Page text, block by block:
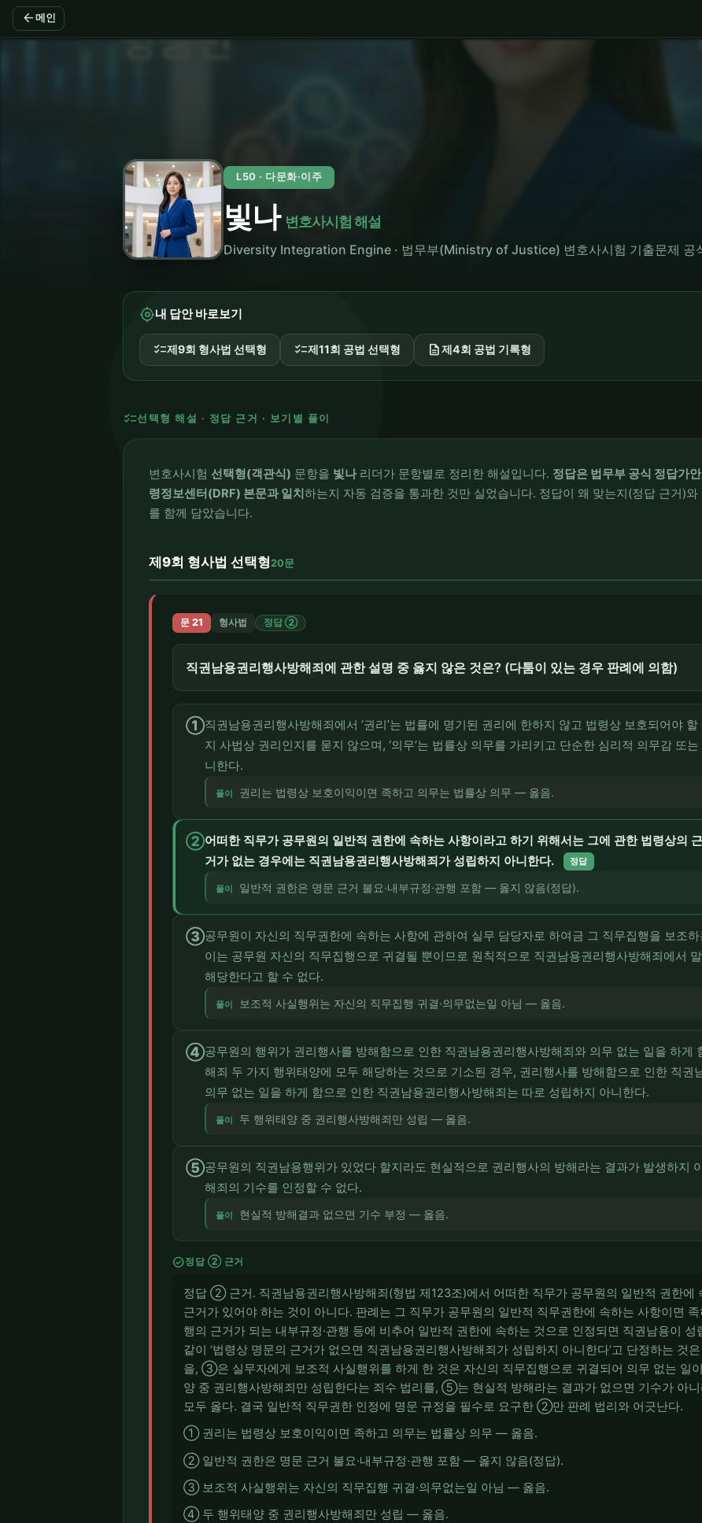
arrow_back 메인
L50 · 다문화·이주
빛나 변호사시험 해설
Diversity Integration Engine · 법무부(Ministry of Justice) 변호사시험 기출문제 공
my_location내 답안 바로보기
checklist제9회 형사법 선택형 checklist제11회 공법 선택형 description제4회 공법 기록형
checklist선택형 해설 · 정답 근거 · 보기별 풀이
변호사시험 선택형(객관식) 문항을 빛나리더가 문항별로 정리한 해설입니다. 정답은 법무부 공식 정답가
령정보센터(DRF) 본문과 일치하는지 자동 검증을 통과한 것만 실었습니다. 정답이 왜 맞는지(정답 근거)
를 함께 담았습니다.
제9회 형사법 선택형20문
문 21 형사법 정답 ②
직권남용권리행사방해죄에 관한 설명 중 옳지 않은 것은? (다툼이 있는 경우 판례에 의함)
①직권남용권리행사방해죄에서 ‘권리’는 법률에 명기된 권리에 한하지 않고 법령상 보호되어야
지 사법상 권리인지를 묻지 않으며, ‘의무’는 법률상 의무를 가리키고 단순한 심리적 의무감 또
니한다.
풀이 권리는 법령상 보호이익이면 족하고 의무는 법률상 의무 — 옳음.
②어떠한 직무가 공무원의 일반적 권한에 속하는 사항이라고 하기 위해서는 그에 관한 법령상의
거가 없는 경우에는 직권남용권리행사방해죄가 성립하지 아니한다.
정답
풀이 일반적 권한은 명문 근거 불요·내부규정·관행 포함 — 옳지 않음(정답).
③공무원이 자신의 직무권한에 속하는 사항에 관하여 실무 담당자로 하여금 그 직무집행을 보조
이는 공무원 자신의 직무집행으로 귀결될 뿐이므로 원칙적으로 직권남용권리행사방해죄에서
해당한다고 할 수 없다.
풀이 보조적 사실행위는 자신의 직무집행 귀결·의무없는일 아님 — 옳음.
④공무원의 행위가 권리행사를 방해함으로 인한 직권남용권리행사방해죄와 의무 없는 일을 하게
해죄 두 가지 행위태양에 모두 해당하는 것으로 기소된 경우, 권리행사를 방해함으로 인한 직권
의무 없는 일을 하게 함으로 인한 직권남용권리행사방해죄는 따로 성립하지 아니한다.
풀이 두 행위태양 중 권리행사방해죄만 성립 — 옳음.
⑤공무원의 직권남용행위가 있었다 할지라도 현실적으로 권리행사의 방해라는 결과가 발생하지
해죄의 기수를 인정할 수 없다.
풀이 현실적 방해결과 없으면 기수 부정 — 옳음.
check_circle정답 ② 근거
정답 ② 근거. 직권남용권리행사방해죄(형법 제123조)에서 어떠한 직무가 공무원의 일반적 권한에
근거가 있어야 하는 것이 아니다. 판례는 그 직무가 공무원의 일반적 직무권한에 속하는 사항이면
행의 근거가 되는 내부규정·관행 등에 비추어 일반적 권한에 속하는 것으로 인정되면 직권남용이
같이 ‘법령상 명문의 근거가 없으면 직권남용권리행사방해죄가 성립하지 아니한다’고 단정하는 것
을, ③은 실무자에게 보조적 사실행위를 하게 한 것은 자신의 직무집행으로 귀결되어 의무 없는 일
양 중 권리행사방해죄만 성립한다는 죄수 법리를, ⑤는 현실적 방해라는 결과가 없으면 기수가 아
모두 옳다. 결국 일반적 직무권한 인정에 명문 규정을 필수로 요구한 ②만 판례 법리와 어긋난다.
① 권리는 법령상 보호이익이면 족하고 의무는 법률상 의무 — 옳음.
② 일반적 권한은 명문 근거 불요·내부규정·관행 포함 — 옳지 않음(정답).
③ 보조적 사실행위는 자신의 직무집행 귀결·의무없는일 아님 — 옳음.
④ 두 행위태양 중 권리행사방해죄만 성립 — 옳음.